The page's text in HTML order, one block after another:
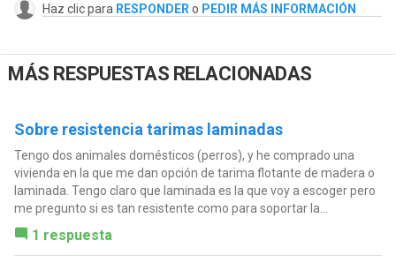
Haz clic para RESPONDER o PEDIR MÁS INFORMACIÓN
MÁS RESPUESTAS RELACIONADAS
Sobre resistencia tarimas laminadas
Tengo dos animales domésticos (perros), y he comprado una
vivienda en la que me dan opción de tarima flotante de madera o
laminada. Tengo claro que laminada es la que voy a escoger pero
me pregunto si es tan resistente como para soportar la...
1 respuesta